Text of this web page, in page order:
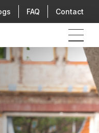
FAQ Contact